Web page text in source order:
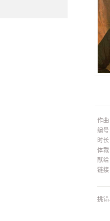
作曲
编号
时长
体裁
献给
链接
挑错